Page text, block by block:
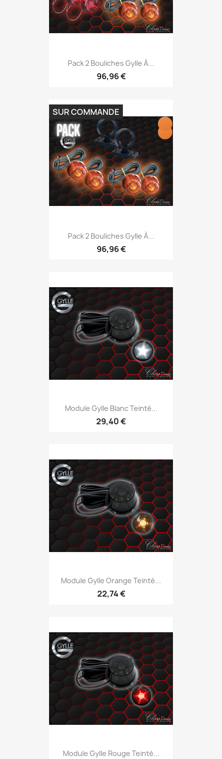
Pack 2 Bouliches Gylle À...
96,96 €
Pack 2 Bouliches Gylle À...
96,96 €
SUR COMMANDE
Module Gylle Blanc Teinté...
29,40 €
Module Gylle Orange Teinté...
22,74 €
Module Gylle Rouge Teinté...